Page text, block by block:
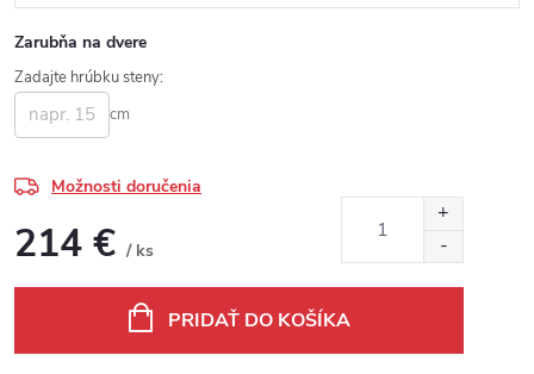
Zarubňa na dvere
Zadajte hrúbku steny:
cm
Možnosti doručenia
214 € / ks
PRIDAŤ DO KOŠÍKA